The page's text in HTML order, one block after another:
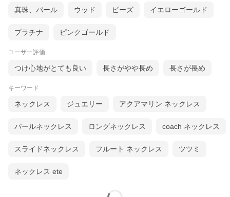
真珠、パール ウッド ビーズ イエローゴールド
プラチナ ピンクゴールド
ユーザー評価
つけ心地がとても良い 長さがやや長め 長さが長め
キーワード
ネックレス ジュエリー アクアマリン ネックレス
パールネックレス ロングネックレス coach ネックレス
スライドネックレス フルート ネックレス ツツミ
ネックレス ete